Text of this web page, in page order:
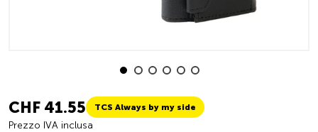
CHF 41.55 TCS Always by my side
Prezzo IVA inclusa